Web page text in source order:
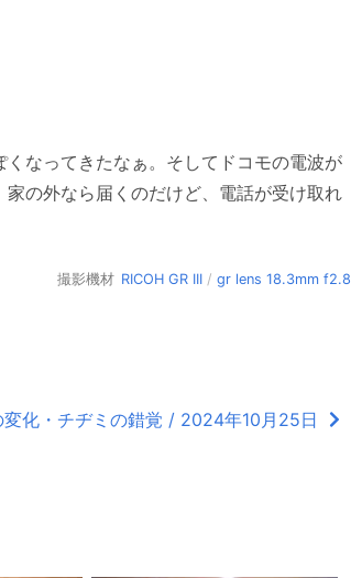
なってきたなぁ。そしてドコモの電波が
の外なら届くのだけど、電話が受け取れ
撮影機材 RICOH GR III / gr lens 18.3mm f2.8
変化・チヂミの錯覚 / 2024年10月25日